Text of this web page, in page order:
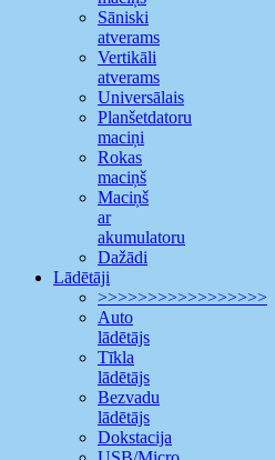
Sāniski
atverams
Vertikāli
atverams
Universālais
Planšetdatoru
maciņi
Rokas
maciņš
Maciņš
ar
akumulatoru
Dažādi
Lādētāji
>>>>>>>>>>>>>>>>>
Auto
lādētājs
Tīkla
lādētājs
Bezvadu
lādētājs
Dokstacija